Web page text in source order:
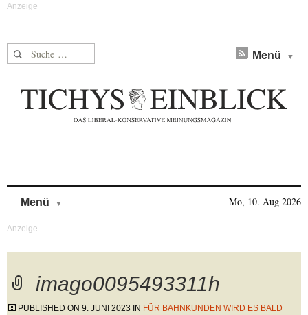
Suche nach: Menü
Menü Mo, 10. Aug 2026
imago0095493311h
PUBLISHED ON 9. JUNI 2023 IN FÜR BAHNKUNDEN WIRD ES BALD